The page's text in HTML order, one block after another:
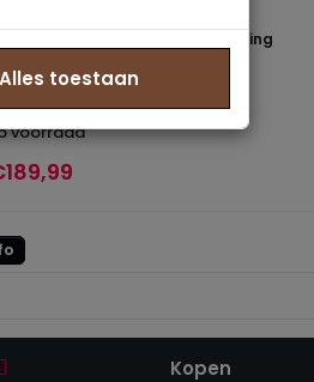
Geef beoordeling
45 B.V.
voorraad
Kopen
Alles toestaan